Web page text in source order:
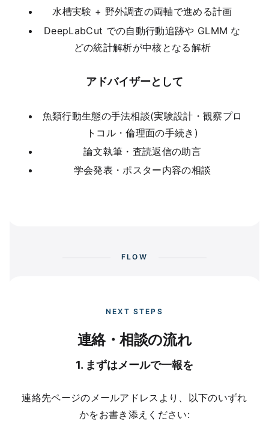
水槽実験 + 野外調査の両軸で進める計画
DeepLabCut での自動行動追跡や GLMM な
どの統計解析が中核となる解析
アドバイザーとして
魚類行動生態の手法相談(実験設計・観察プロ
トコル・倫理面の手続き)
論文執筆・査読返信の助言
学会発表・ポスター内容の相談
FLOW
NEXT STEPS
連絡・相談の流れ
1. まずはメールで一報を
連絡先ページのメールアドレスより、以下のいずれ
かをお書き添えください: